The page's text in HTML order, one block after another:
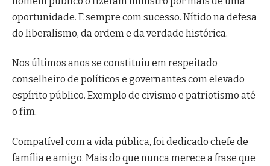
oportunidade. E sempre com sucesso. Nítido na defesa
do liberalismo, da ordem e da verdade histórica.
Nos últimos anos se constituiu em respeitado
conselheiro de políticos e governantes com elevado
espírito público. Exemplo de civismo e patriotismo até
o fim.
Compatível com a vida pública, foi dedicado chefe de
família e amigo. Mais do que nunca merece a frase que